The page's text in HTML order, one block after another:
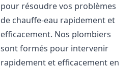
pour résoudre vos problèmes
de chauffe-eau rapidement et
efficacement. Nos plombiers
sont formés pour intervenir
rapidement et efficacement en